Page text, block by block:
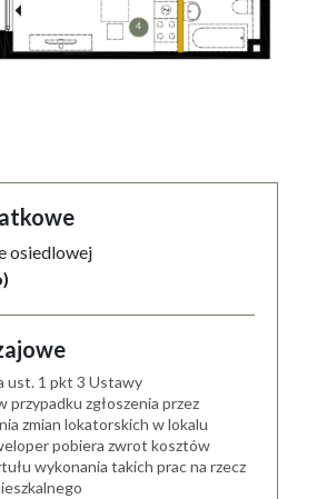
osiedlowej
ust. 1 pkt 3 Ustawy
przypadku zgłoszenia przez
zmian lokatorskich w lokalu
pobiera zwrot kosztów
wykonania takich prac na rzecz